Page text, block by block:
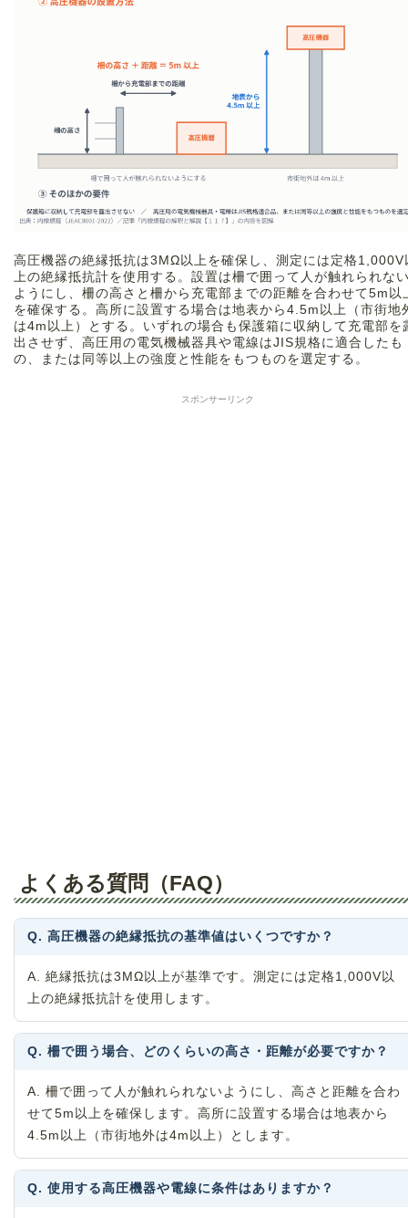
高圧機器の絶縁抵抗は3MΩ以上を確保し、測定には定格1,000V
上の絶縁抵抗計を使用する。設置は柵で囲って人が触れられな
ようにし、柵の高さと柵から充電部までの距離を合わせて5m以
を確保する。高所に設置する場合は地表から4.5m以上（市街地
は4m以上）とする。いずれの場合も保護箱に収納して充電部を
出させず、高圧用の電気機械器具や電線はJIS規格に適合したも
の、または同等以上の強度と性能をもつものを選定する。
スポンサーリンク
よくある質問（FAQ）
Q. 高圧機器の絶縁抵抗の基準値はいくつですか？
A. 絶縁抵抗は3MΩ以上が基準です。測定には定格1,000V以
上の絶縁抵抗計を使用します。
Q. 柵で囲う場合、どのくらいの高さ・距離が必要ですか？
A. 柵で囲って人が触れられないようにし、高さと距離を合わ
せて5m以上を確保します。高所に設置する場合は地表から
4.5m以上（市街地外は4m以上）とします。
Q. 使用する高圧機器や電線に条件はありますか？